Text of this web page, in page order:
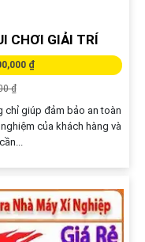
CHƠI GIẢI TRÍ
₫
₫
chỉ giúp đảm bảo an toàn
của khách hàng và